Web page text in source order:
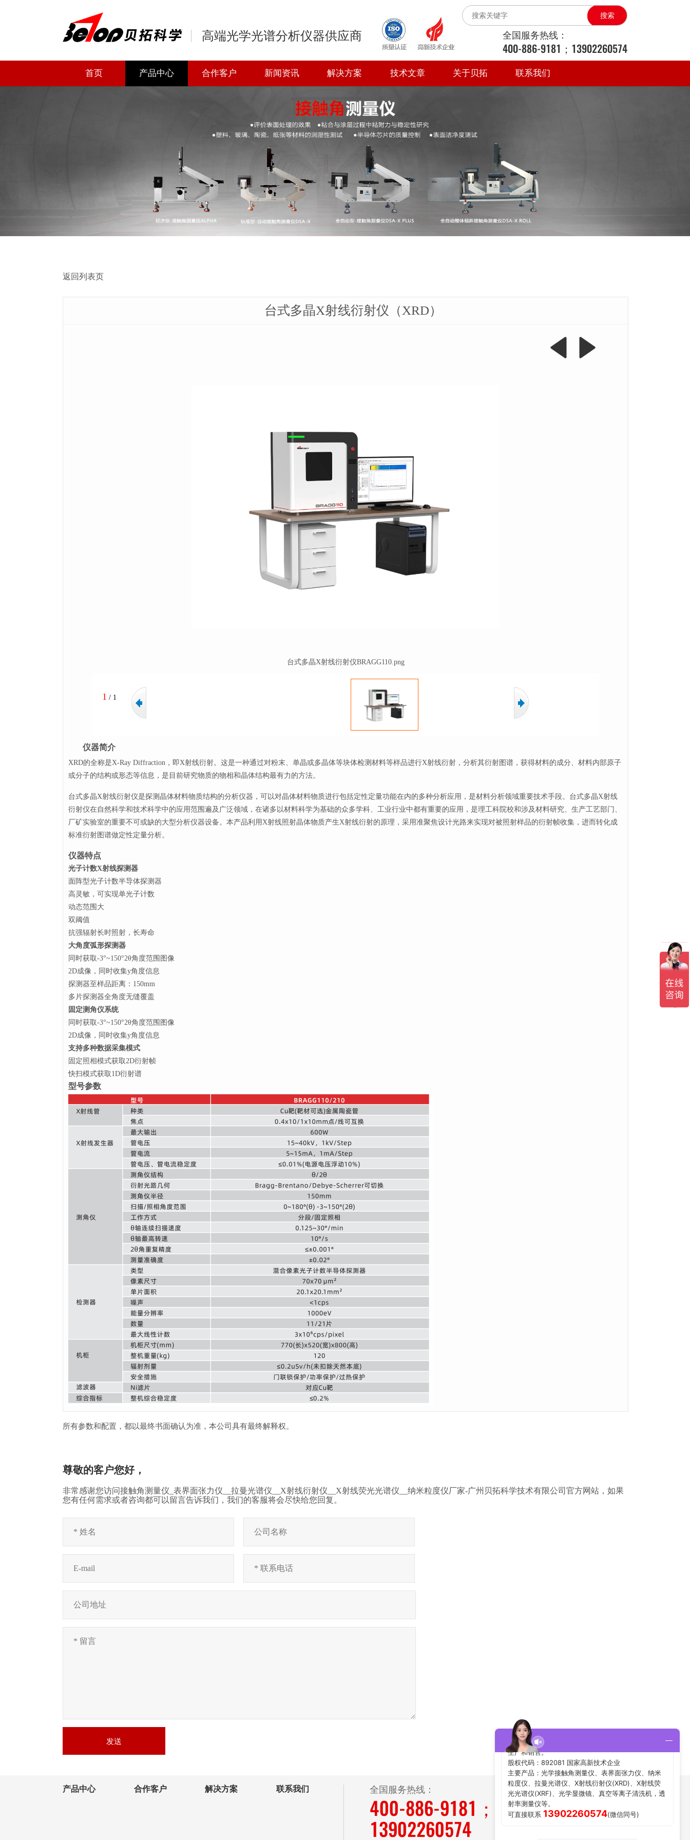
高端光学光谱分析仪器供应商
搜索
全国服务热线：
400-886-9181；13902260574
首页 产品中心 合作客户 新闻资讯 解决方案 技术文章 关于贝拓 联系我们
返回列表页
台式多晶X射线衍射仪（XRD）
台式多晶X射线衍射仪BRAGG110.png
1 / 1
仪器简介
XRD的全称是X-Ray Diffraction，即X射线衍射。这是一种通过对粉末、单晶或多晶体等块体检测材料等样品进行X射线衍射，分析其衍射图谱，获得材料的成分、材料内部原子
或分子的结构或形态等信息，是目前研究物质的物相和晶体结构最有力的方法。
台式多晶X射线衍射仪是探测晶体材料物质结构的分析仪器，可以对晶体材料物质进行包括定性定量功能在内的多种分析应用，是材料分析领域重要技术手段。台式多晶X射线
衍射仪在自然科学和技术科学中的应用范围遍及广泛领域，在诸多以材料科学为基础的众多学科、工业行业中都有重要的应用，是理工科院校和涉及材料研究、生产工艺部门、
厂矿实验室的重要不可或缺的大型分析仪器设备。本产品利用X射线照射晶体物质产生X射线衍射的原理，采用准聚焦设计光路来实现对被照射样品的衍射帧收集，进而转化成
标准衍射图谱做定性定量分析。
仪器特点
光子计数X射线探测器
面阵型光子计数半导体探测器
高灵敏，可实现单光子计数
动态范围大
双阈值
抗强辐射长时照射，长寿命
大角度弧形探测器
同时获取-3°~150°2θ角度范围图像
2D成像，同时收集y角度信息
探测器至样品距离：150mm
多片探测器全角度无缝覆盖
固定测角仪系统
同时获取-3°~150°2θ角度范围图像
2D成像，同时收集y角度信息
支持多种数据采集模式
固定照相模式获取2D衍射帧
快扫模式获取1D衍射谱
型号参数
所有参数和配置，都以最终书面确认为准，本公司具有最终解释权。
尊敬的客户您好，
非常感谢您访问接触角测量仪_表界面张力仪__拉曼光谱仪__X射线衍射仪__X射线荧光光谱仪__纳米粒度仪厂家-广州贝拓科学技术有限公司官方网站，如果
您有任何需求或者咨询都可以留言告诉我们，我们的客服将会尽快给您回复。
发送
产品中心 合作客户 解决方案 联系我们 全国服务热线：
400-886-9181；
13902260574